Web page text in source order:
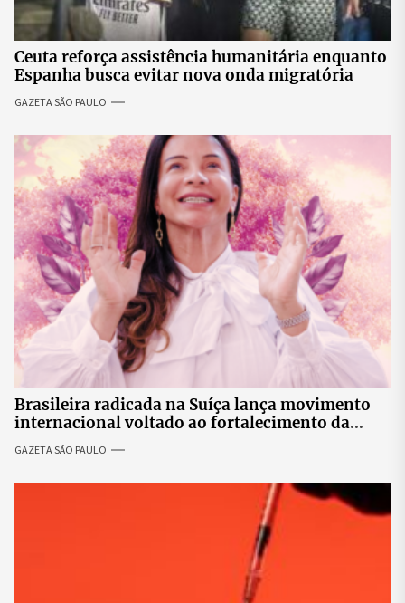
Ceuta reforça assistência humanitária enquanto
Espanha busca evitar nova onda migratória
GAZETA SÃO PAULO
Brasileira radicada na Suíça lança movimento
internacional voltado ao fortalecimento da
identidade feminina
GAZETA SÃO PAULO